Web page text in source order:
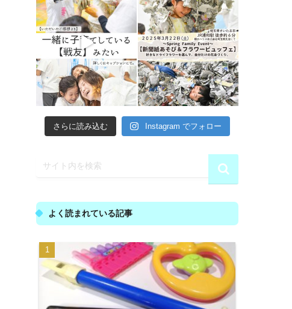
さらに読み込む Instagram でフォロー
よく読まれている記事